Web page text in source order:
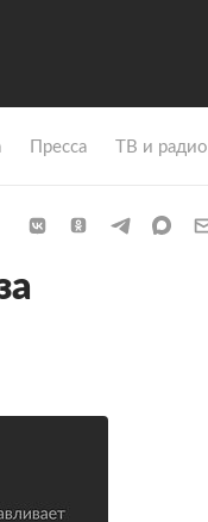
Пресса ТВ и радио